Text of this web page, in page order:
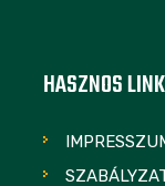
HASZNOS